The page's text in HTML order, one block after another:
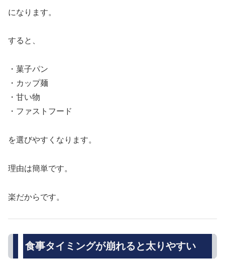
になります。
すると、
・菓子パン
・カップ麺
・甘い物
・ファストフード
を選びやすくなります。
理由は簡単です。
楽だからです。
食事タイミングが崩れると太りやすい